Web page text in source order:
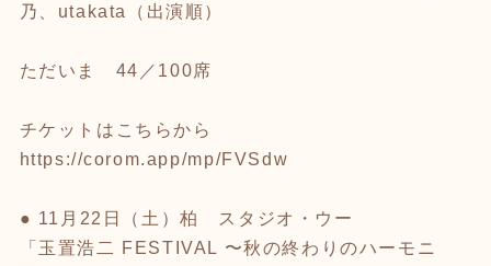
乃、utakata（出演順）
ただいま 44／100席
チケットはこちらから
https://corom.app/mp/FVSdw
● 11月22日（土）柏 スタジオ・ウー
「玉置浩二 FESTIVAL 〜秋の終わりのハーモニ